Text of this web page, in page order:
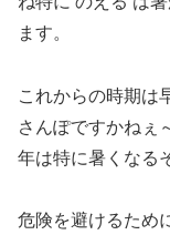
ます。
これからの時期は
さんぽですかねぇ
年は特に暑くなる
危険を避けるため